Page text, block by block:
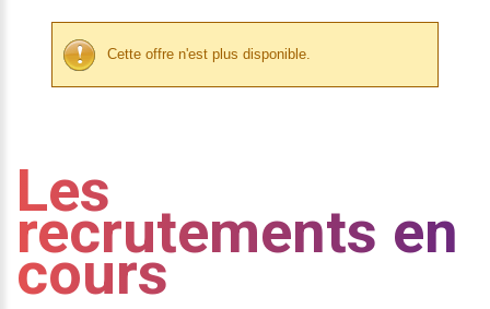
Cette offre n'est plus disponible.
Les
recrutements en
cours